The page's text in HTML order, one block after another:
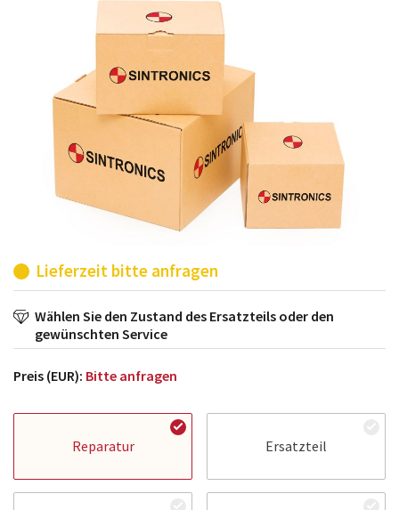
möglich. SINTRONICS ist dann ihr Partner, der
entweder die alten Baugruppen technisch hochwertig
repariert oder ihnen die abgekündigten Baugruppen
aus dem eigenen Lager ersetzt.
Lieferzeit bitte anfragen
Wählen Sie den Zustand des Ersatzteils oder den
gewünschten Service
Preis (EUR): Bitte anfragen
Reparatur Ersatzteil